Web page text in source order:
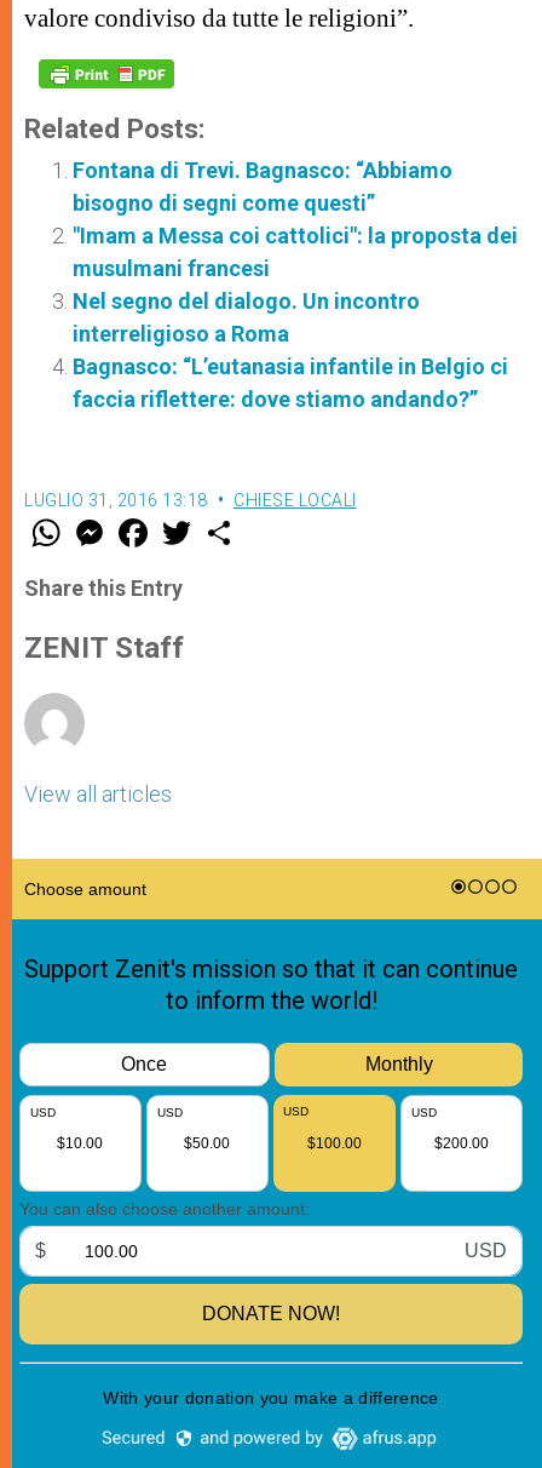
valore condiviso da tutte le religioni”.
Related Posts:
Fontana di Trevi. Bagnasco: “Abbiamo
bisogno di segni come questi”
"Imam a Messa coi cattolici": la proposta dei
musulmani francesi
Nel segno del dialogo. Un incontro
interreligioso a Roma
Bagnasco: “L’eutanasia infantile in Belgio ci
faccia riflettere: dove stiamo andando?”
LUGLIO 31, 2016 13:18 CHIESE LOCALI
W
t
s
p
p
M
e
s
e
g
e
F
a
e
b
o
k
w
Share this Entry
ZENIT Staff
View all articles